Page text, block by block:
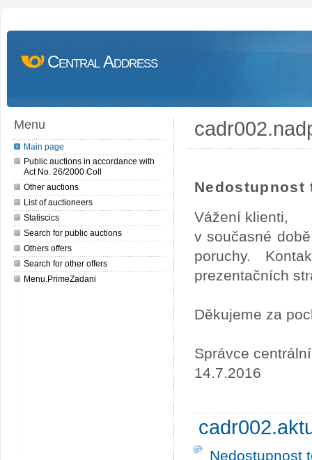
Central Address
Menu
Main page
Public auctions in accordance with
Act No. 26/2000 Coll
Other auctions
List of auctioneers
Statiscics
Search for public auctions
Others offers
Search for other offers
Menu.PrimeZadani
Nedostupnost
Vážení klienti,
v současné
poruchy.
prezentačních
Děkujeme za
Správce
14.7.2016
Nedostupnost